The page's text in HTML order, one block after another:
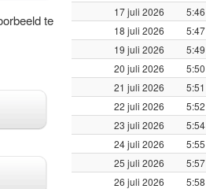
te
17 juli 2026
5:46
18 juli 2026
5:47
19 juli 2026
5:49
20 juli 2026
5:50
21 juli 2026
5:51
22 juli 2026
5:52
23 juli 2026
5:54
24 juli 2026
5:55
25 juli 2026
5:57
26 juli 2026
5:58